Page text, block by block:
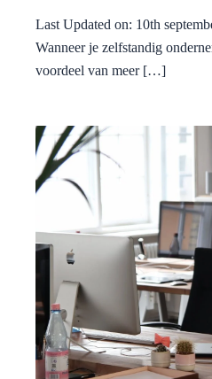
Last Updated on: 10th
Wanneer je zelfstandig
voordeel van meer […]